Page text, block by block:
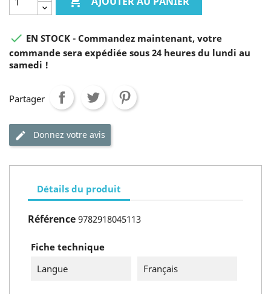
 EN STOCK - Commandez maintenant, votre
commande sera expédiée sous 24 heures du lundi au
samedi !
Partager
Donnez votre avis
Détails du produit
Référence 9782918045113
Fiche technique
Langue
Français